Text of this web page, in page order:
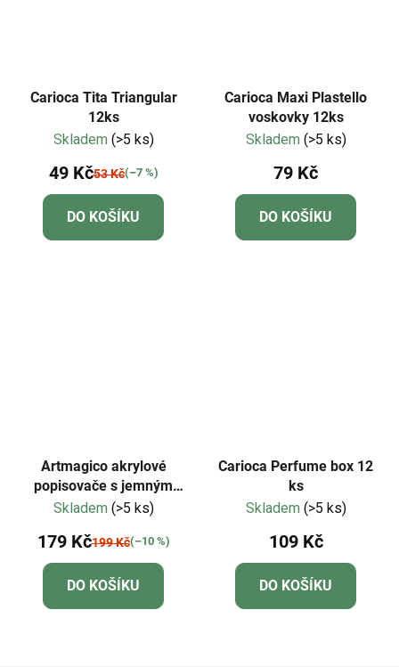
Carioca Tita Triangular
12ks
Skladem (>5 ks)
49 Kč53 Kč(–7 %)
DO KOŠÍKU
Carioca Maxi Plastello
voskovky 12ks
Skladem (>5 ks)
79 Kč
DO KOŠÍKU
Artmagico akrylové
popisovače s jemným
hrotem - pastelové - 8 ks
Skladem (>5 ks)
179 Kč199 Kč(–10 %)
DO KOŠÍKU
Carioca Perfume box 12
ks
Skladem (>5 ks)
109 Kč
DO KOŠÍKU